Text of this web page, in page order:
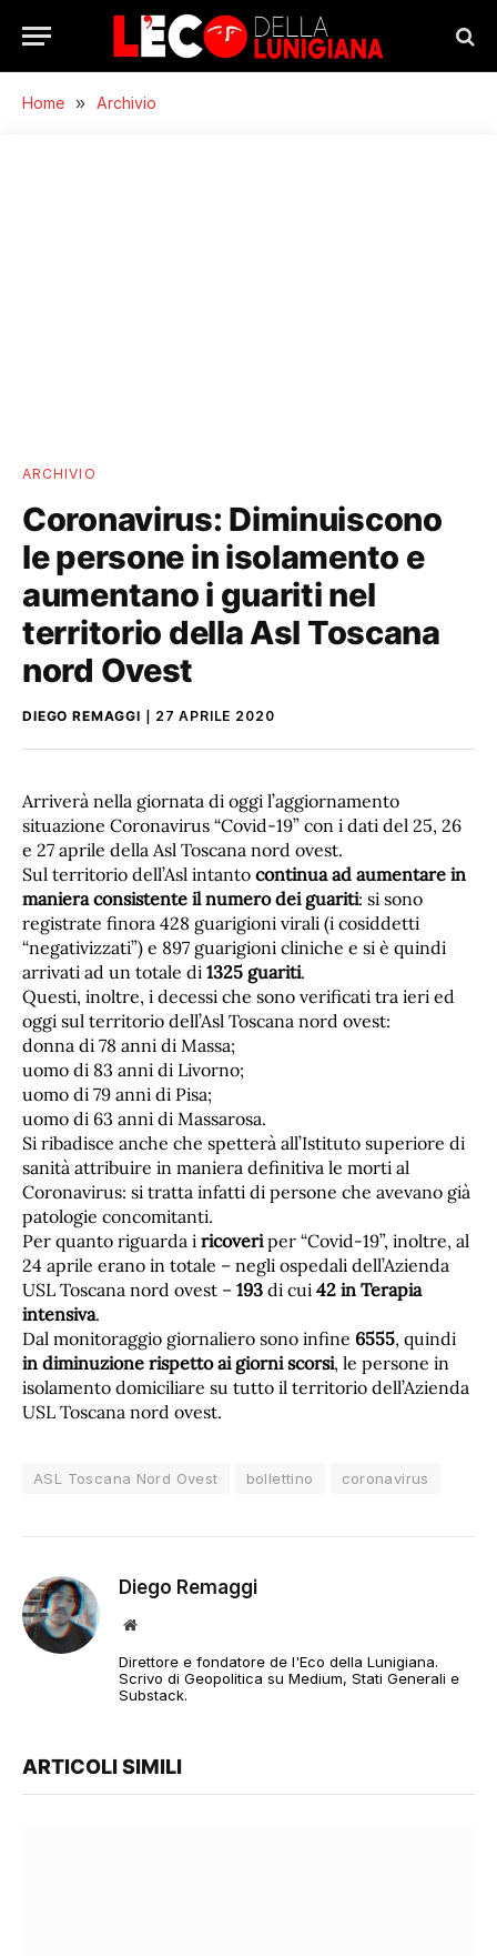
Home » Archivio
ARCHIVIO
Coronavirus: Diminuiscono
le persone in isolamento e
aumentano i guariti nel
territorio della Asl Toscana
nord Ovest
DIEGO REMAGGI 27 APRILE 2020
Arriverà nella giornata di oggi l’aggiornamento
situazione Coronavirus “Covid-19” con i dati del 25, 26
e 27 aprile della Asl Toscana nord ovest.
Sul territorio dell’Asl intanto continua ad aumentare in
maniera consistente il numero dei guariti: si sono
registrate finora 428 guarigioni virali (i cosiddetti
“negativizzati”) e 897 guarigioni cliniche e si è quindi
arrivati ad un totale di 1325 guariti.
Questi, inoltre, i decessi che sono verificati tra ieri ed
oggi sul territorio dell’Asl Toscana nord ovest:
donna di 78 anni di Massa;
uomo di 83 anni di Livorno;
uomo di 79 anni di Pisa;
uomo di 63 anni di Massarosa.
Si ribadisce anche che spetterà all’Istituto superiore di
sanità attribuire in maniera definitiva le morti al
Coronavirus: si tratta infatti di persone che avevano già
patologie concomitanti.
Per quanto riguarda i ricoveriper “Covid-19”, inoltre, al
24 aprile erano in totale – negli ospedali dell’Azienda
USL Toscana nord ovest – 193 di cui 42 in Terapia
intensiva.
Dal monitoraggio giornaliero sono infine 6555, quindi
in diminuzione rispetto ai giorni scorsi, le persone in
isolamento domiciliare su tutto il territorio dell’Azienda
USL Toscana nord ovest.
ASL Toscana Nord Ovest bollettino coronavirus
Diego Remaggi
Sito
Direttore e fondatore de l'Eco della Lunigiana.
Scrivo di Geopolitica su Medium, Stati Generali e
Substack.
ARTICOLI SIMILI